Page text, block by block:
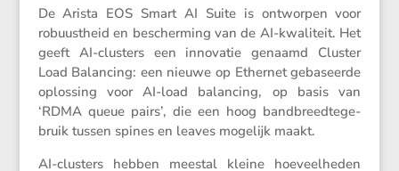
De Arista EOS Smart AI Suite is ontworpen voor
robuust­heid en bescher­ming van de AI-kwali­teit. Het
geeft AI-clusters een innovatie genaamd Cluster
Load Balan­cing: een nieuwe op Ethernet gebaseerde
oplos­sing voor AI-load balan­cing, op basis van
‘RDMA queue pairs’, die een hoog bandbreed­te­ge­
bruik tussen spines en leaves mogelijk maakt.
AI-clusters hebben meestal kleine hoeveel­heden